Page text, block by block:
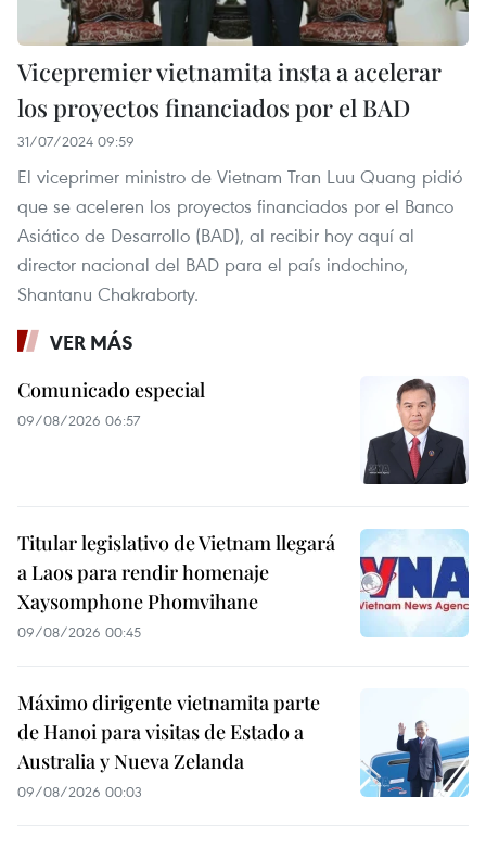
Vicepremier vietnamita insta a acelerar
los proyectos financiados por el BAD
31/07/2024 09:59
El viceprimer ministro de Vietnam Tran Luu Quang pidió
que se aceleren los proyectos financiados por el Banco
Asiático de Desarrollo (BAD), al recibir hoy aquí al
director nacional del BAD para el país indochino,
Shantanu Chakraborty.
VER MÁS
Comunicado especial
09/08/2026 06:57
Titular legislativo de Vietnam llegará
a Laos para rendir homenaje
Xaysomphone Phomvihane
09/08/2026 00:45
Máximo dirigente vietnamita parte
de Hanoi para visitas de Estado a
Australia y Nueva Zelanda
09/08/2026 00:03